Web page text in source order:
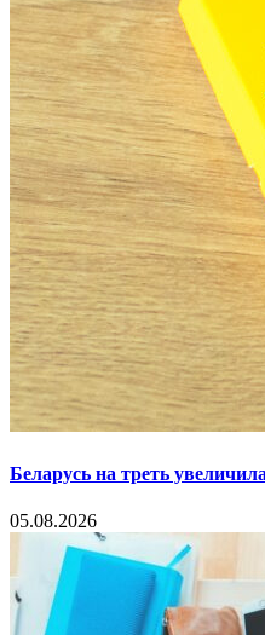
Беларусь на треть
05.08.2026